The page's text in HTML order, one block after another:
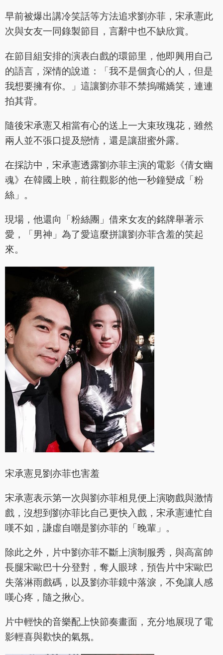
早前被爆出講冷笑話等方法追求劉亦菲，宋承憲此
次與女友一同錄製節目，言辭中也不缺欣賞。
在節目組安排的演表白戲的環節里，他即興用自己
的語言，深情的說道：「我不是個貪心的人，但是
我想要擁有你。」這讓劉亦菲不禁摀嘴嬌笑，連連
拍其背。
隨後宋承憲又相當有心的送上一大束玫瑰花，雖然
兩人並不張口提及戀情，還是讓甜蜜外露。
在採訪中，宋承憲透露劉亦菲主演的電影《倩女幽
魂》在韓國上映，前往觀影的他一秒鐘變成「粉
絲」。
現場，他還向「粉絲團」借來女友的銘牌舉著示
愛，「男神」為了愛這麼拼讓劉亦菲含羞的笑起
來。
宋承憲見劉亦菲也害羞
宋承憲表示第一次與劉亦菲相見便上演吻戲與激情
戲，沒想到劉亦菲比自己更快入戲，宋承憲連忙自
嘆不如，謙虛自嘲是劉亦菲的「晚輩」。
除此之外，片中劉亦菲不斷上演制服秀，與高富帥
長腿宋歐巴十分登對，奪人眼球，預告片中宋歐巴
失落淋雨戲碼，以及劉亦菲鏡中落淚，不免讓人感
嘆心疼，隨之揪心。
片中輕快的音樂配上快節奏畫面，充分地展現了電
影輕喜與歡快的氣氛。